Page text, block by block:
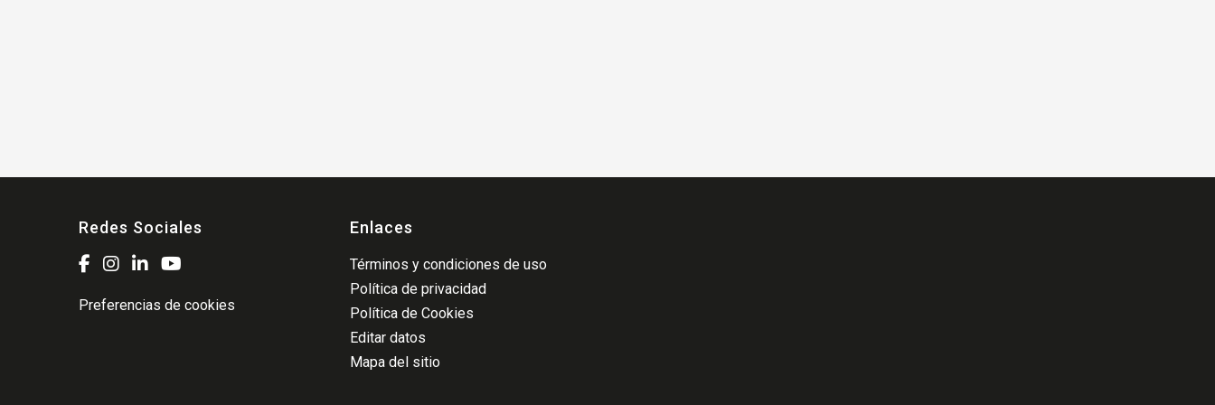
Redes Sociales
Preferencias de cookies
Enlaces
Términos y condiciones de uso
Política de privacidad
Política de Cookies
Editar datos
Mapa del sitio